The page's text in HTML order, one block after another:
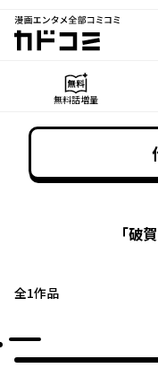
漫画エンタメ全部コミ
カドコミ
無料話増量
「破
全1作品